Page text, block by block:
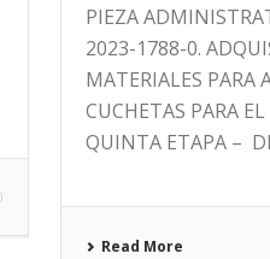
PIEZA
2023-1788-0.
MATERIALES PARA
CUCHETAS PARA
QUINTA ETAPA –
Read More